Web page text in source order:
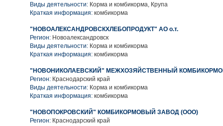
Виды деятельности: Корма и комбикорма, Крупа
Краткая информация: комбикорма
"НОВОАЛЕКСАНДРОВСКХЛЕБОПРОДУКТ" АО о.т.
Регион: Новоалександровск
Виды деятельности: Корма и комбикорма
Краткая информация: комбикорма
"НОВОНИКОЛАЕВСКИЙ" МЕЖХОЗЯЙСТВЕННЫЙ
Регион: Краснодарский край
Виды деятельности: Корма и комбикорма
Краткая информация: комбикорма
"НОВОПОКРОВСКИЙ" КОМБИКОРМОВЫЙ ЗАВОД (ООО)
Регион: Краснодарский край